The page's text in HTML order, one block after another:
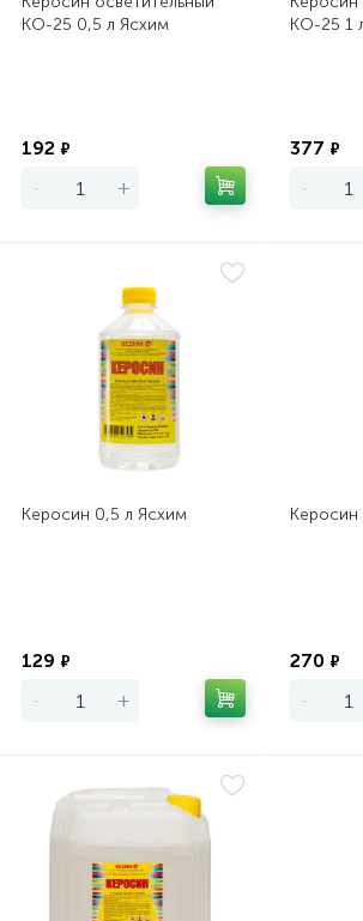
КО-25 0,5 л Ясхим
192 ₽
- +
КО-25 1
377 ₽
-
Керосин 0,5 л Ясхим
129 ₽
- +
Керосин
270 ₽
-